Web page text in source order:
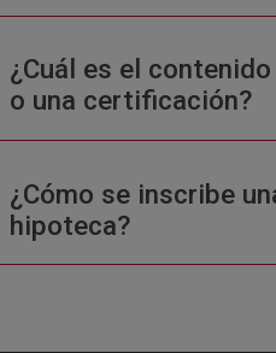
¿Cuál es el
o una certificación?
¿Cómo se inscribe
hipoteca?